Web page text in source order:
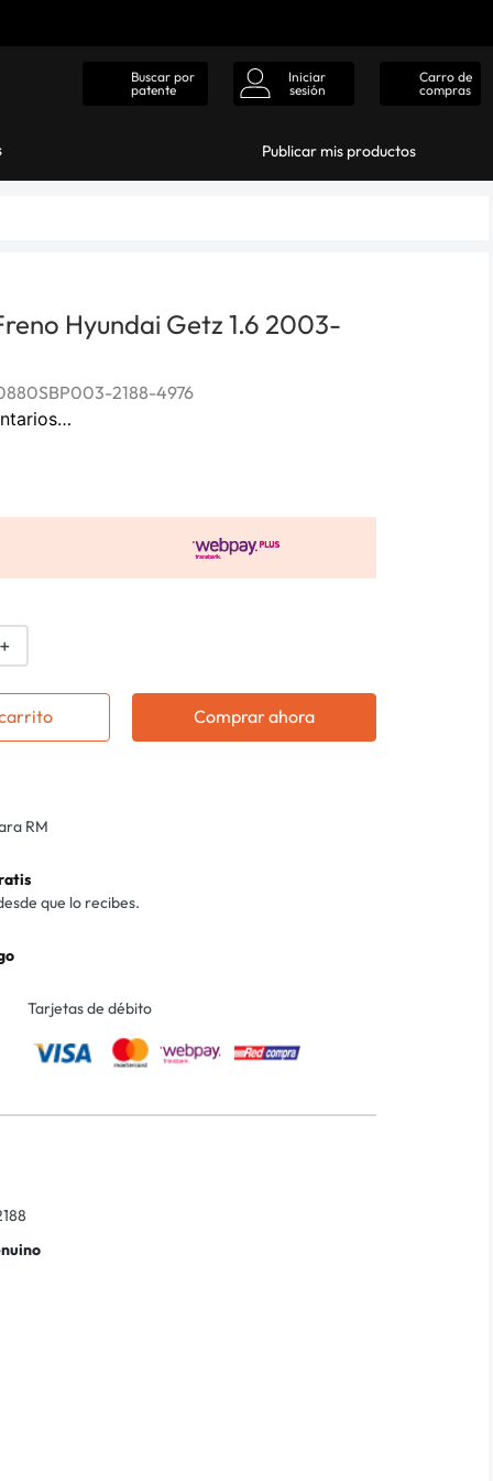
Buscar por
patente
Iniciar
sesión
Carro de
compras
Publicar mis productos
Hyundai Getz 1.6 2003-
2188-4976
＋
Comprar ahora
RM
que lo recibes.
Tarjetas de débito